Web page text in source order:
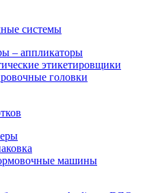
системы
– аппликаторы
этикетировщики
головки
машины